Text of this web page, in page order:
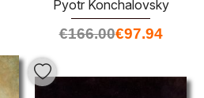
Pyotr Konchalovsky
€166.00€97.94